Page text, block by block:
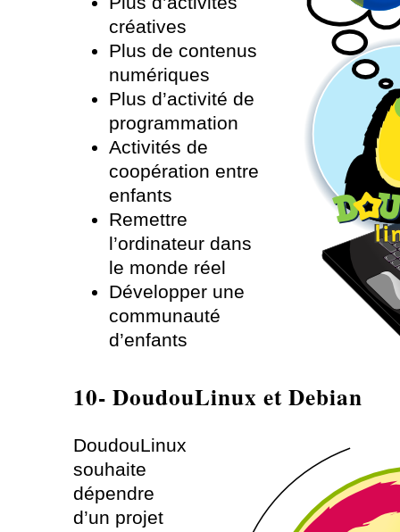
créatives
Plus de contenus
numériques
Plus d’activité de
programmation
Activités de
coopération entre
enfants
Remettre
l’ordinateur dans
le monde réel
Développer une
communauté
d’enfants
10- DoudouLinux et Debian
DoudouLinux
souhaite
dépendre
d’un projet